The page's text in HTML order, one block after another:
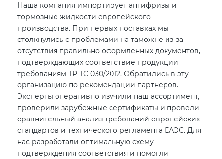
Наша компания импортирует антифризы и
тормозные жидкости европейского
производства. При первых поставках мы
столкнулись с проблемами на таможне из-за
отсутствия правильно оформленных документов,
подтверждающих соответствие продукции
требованиям ТР ТС 030/2012. Обратились в эту
организацию по рекомендации партнеров.
Эксперты оперативно изучили наш ассортимент,
проверили зарубежные сертификаты и провели
сравнительный анализ требований европейских
стандартов и технического регламента ЕАЭС. Для
нас разработали оптимальную схему
подтверждения соответствия и помогли